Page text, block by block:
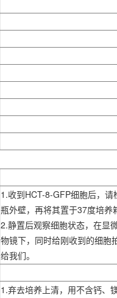
1.收到HCT-8-GFP细胞后，请
瓶外壁，再将其置于37度培养
2.静置后观察细胞状态，在显
物镜下，同时给刚收到的细胞
给我们。
1.弃去培养上清，用不含钙、